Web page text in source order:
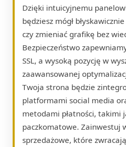
Dzięki intuicyjnemu
będziesz mógł
czy zmieniać grafikę bez
Bezpieczeństwo
SSL, a wysoką pozycję w
zaawansowanej
Twoja strona będzie
platformami social media
metodami płatności, takimi
paczkomatowe. Zainwestuj
sprzedażowe, które